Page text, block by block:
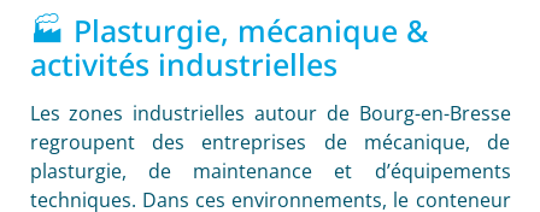
🏭 Plasturgie, mécanique &
activités industrielles
Les zones industrielles autour de Bourg-en-Bresse
regroupent des entreprises de mécanique, de
plasturgie, de maintenance et d’équipements
techniques. Dans ces environnements, le conteneur